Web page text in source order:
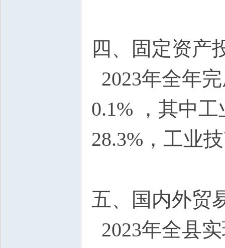
四、固定资产
2023年全年
0.1% ，其中
28.3%，工业
五、国内外贸
2023年全县